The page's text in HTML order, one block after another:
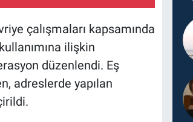
çalışmaları kapsamında
ilişkin
düzenlendi. Eş
adreslerde yapılan